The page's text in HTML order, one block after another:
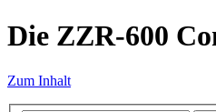
Die ZZR-600
Zum Inhalt